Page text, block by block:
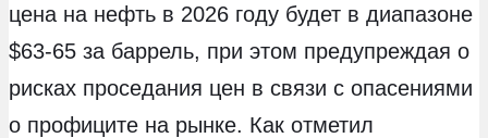
цена на нефть в 2026 году будет в диапазоне
$63-65 за баррель, при этом предупреждая о
рисках проседания цен в связи с опасениями
о профиците на рынке. Как отметил